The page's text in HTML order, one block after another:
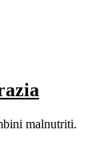
malnutriti.